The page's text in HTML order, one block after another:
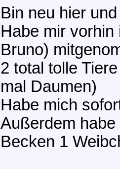
Bin neu hier
Habe mir
Bruno)
2 total tolle
mal Daumen)
Habe mich
Außerdem
Becken 1